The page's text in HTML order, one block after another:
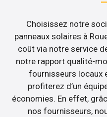
Choisissez notre
panneaux solaires à
coût via notre service
notre rapport qualité-
fournisseurs locaux
profiterez d’un
économies. En effet,
nos fournisseurs,